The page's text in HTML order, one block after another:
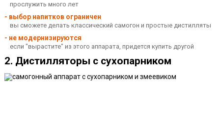
прослужить много лет
- выбор напитков ограничен
вы сможете делать классический самогон и простые дистилляты
- не модернизируются
если "вырастите" из этого аппарата, придется купить другой
2. Дистилляторы с сухопарником